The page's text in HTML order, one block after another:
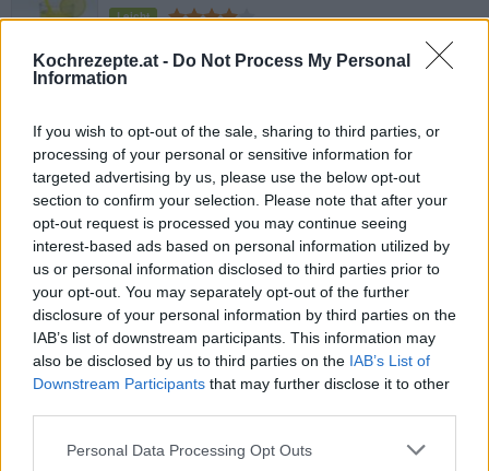
Kochrezepte.at - Do Not Process My Personal
Information
If you wish to opt-out of the sale, sharing to third parties, or
processing of your personal or sensitive information for
targeted advertising by us, please use the below opt-out
section to confirm your selection. Please note that after your
opt-out request is processed you may continue seeing
interest-based ads based on personal information utilized by
us or personal information disclosed to third parties prior to
your opt-out. You may separately opt-out of the further
disclosure of your personal information by third parties on the
IAB’s list of downstream participants. This information may
also be disclosed by us to third parties on the IAB’s List of
Downstream Participants that may further disclose it to other
Personal Data Processing Opt Outs
Leicht
Zitronen Eistee selbst gemacht
Zitronencreme-Dessert
Zitronenlikör-Limoncello
Leicht
Lemon Curd